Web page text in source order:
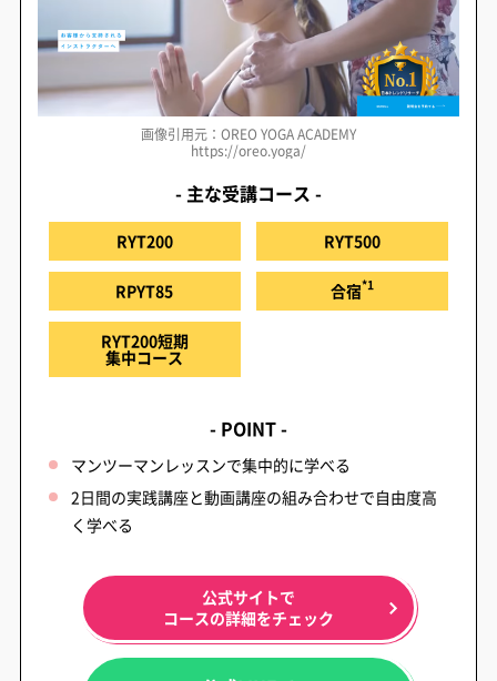
画像引用元：OREO YOGA ACADEMY
https://oreo.yoga/
- 主な受講コース -
RYT200 RYT500
RPYT85 合宿*1
RYT200短期
集中コース
- POINT -
マンツーマンレッスンで集中的に学べる
2日間の実践講座と動画講座の組み合わせで自由度高
く学べる
公式サイトで
コースの詳細をチェック